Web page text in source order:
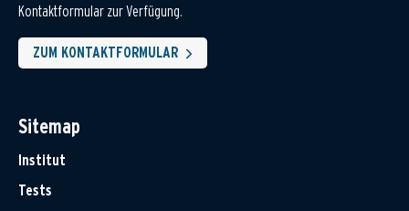
Kontaktformular zur Verfügung.
ZUM KONTAKTFORMULAR
Sitemap
Institut
Tests